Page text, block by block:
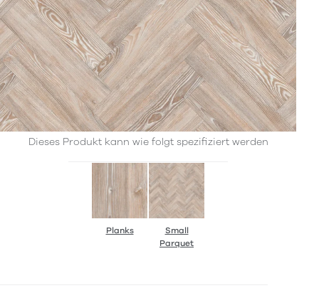
Dieses Produkt kann wie folgt spezifiziert werden
Planks
Small
Parquet